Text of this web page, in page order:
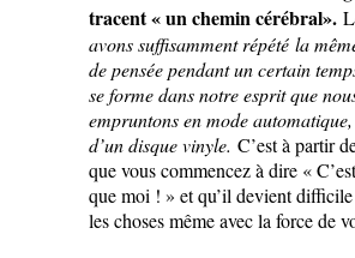
tracent « un chemin cérébral».
avons suffisamment répété la
de pensée pendant un certain
se forme dans notre esprit que
empruntons en mode
d’un disque vinyle. C’est à partir
que vous commencez à dire «
que moi ! » et qu’il devient
les choses même avec la force de